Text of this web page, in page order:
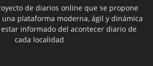
de diarios online que se propone
plataforma moderna, ágil y dinámica
informado del acontecer diario de
cada localidad